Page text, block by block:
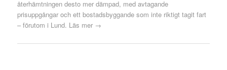
återhämtningen desto mer dämpad, med avtagande
prisuppgångar och ett bostadsbyggande som inte riktigt tagit fart
– förutom i Lund. Läs mer →